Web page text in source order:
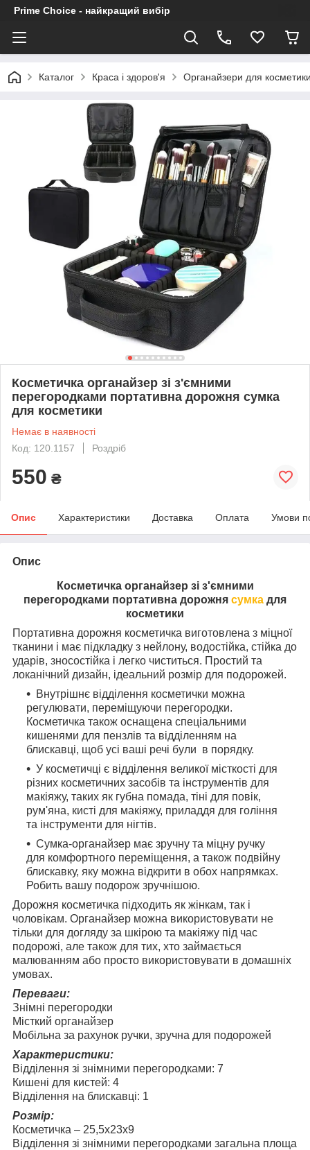
Prime Choice - найкращий вибір
Каталог Краса і здоров'я Органайзери для
Косметичка органайзер зі з'ємними
перегородками портативна дорожня сумка
для косметики
Немає в наявності
Код: 120.1157
Роздріб
550 ₴
Опис Характеристики Доставка Оплата Умови
Опис
Косметичка органайзер зі з'ємними
перегородками портативна дорожня сумка для
косметики
Портативна дорожня косметичка виготовлена з міцної
тканини і має підкладку з нейлону, водостійка, стійка до
ударів, зносостійка і легко чиститься. Простий та
локанічний дизайн, ідеальний розмір для подорожей.
Внутрішнє відділення косметички можна
регулювати, переміщуючи перегородки.
Косметичка також оснащена спеціальними
кишенями для пензлів та відділенням на
блискавці, щоб усі ваші речі були в порядку.
У косметичці є відділення великої місткості для
різних косметичних засобів та інструментів для
макіяжу, таких як губна помада, тіні для повік,
рум'яна, кисті для макіяжу, приладдя для гоління
та інструменти для нігтів.
Сумка-органайзер має зручну та міцну ручку
для комфортного переміщення, а також подвійну
блискавку, яку можна відкрити в обох напрямках.
Робить вашу подорож зручнішою.
Дорожня косметичка підходить як жінкам, так і
чоловікам. Органайзер можна використовувати не
тільки для догляду за шкірою та макіяжу під час
подорожі, але також для тих, хто займається
малюванням або просто використовувати в домашніх
умовах.
Переваги:
Знімні перегородки
Місткий органайзер
Мобільна за рахунок ручки, зручна для подорожей
Характеристики:
Відділення зі знімними перегородками: 7
Кишені для кистей: 4
Відділення на блискавці: 1
Розмір:
Косметичка – 25,5х23х9
Відділення зі знімними перегородками загальна площа